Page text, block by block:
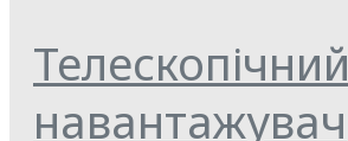
Телескопічний
навантажувач